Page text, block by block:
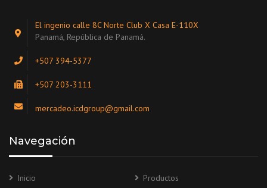
El ingenio calle 8C Norte Club X Casa E-110X
Panamá, República de Panamá.
+507 394-5377
+507 203-3111
mercadeo.icdgroup@gmail.com
Navegación
Inicio Productos